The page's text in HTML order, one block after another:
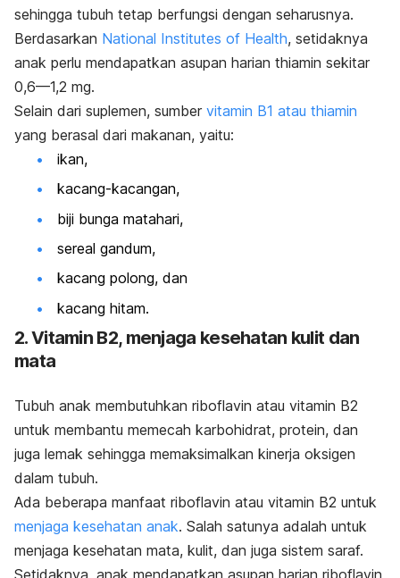
sehingga tubuh tetap berfungsi dengan seharusnya.
Berdasarkan National Institutes of Health, setidaknya
anak perlu mendapatkan asupan harian thiamin sekitar
0,6—1,2 mg.
Selain dari suplemen, sumber vitamin B1 atau thiamin
yang berasal dari makanan, yaitu:
ikan,
kacang-kacangan,
biji bunga matahari,
sereal gandum,
kacang polong, dan
kacang hitam.
2. Vitamin B2, menjaga kesehatan kulit dan
mata
Tubuh anak membutuhkan riboflavin atau vitamin B2
untuk membantu memecah karbohidrat, protein, dan
juga lemak sehingga memaksimalkan kinerja oksigen
dalam tubuh.
Ada beberapa manfaat riboflavin atau vitamin B2 untuk
menjaga kesehatan anak. Salah satunya adalah untuk
menjaga kesehatan mata, kulit, dan juga sistem saraf.